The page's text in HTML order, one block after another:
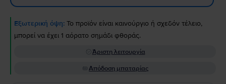
Εξωτερική όψη: Το προϊόν είναι καινούργιο ή σχεδόν τέλειο,
μπορεί να έχει 1 αόρατο σημάδι φθοράς.
Άριστη λειτουργία
Απόδοση μπαταρίας